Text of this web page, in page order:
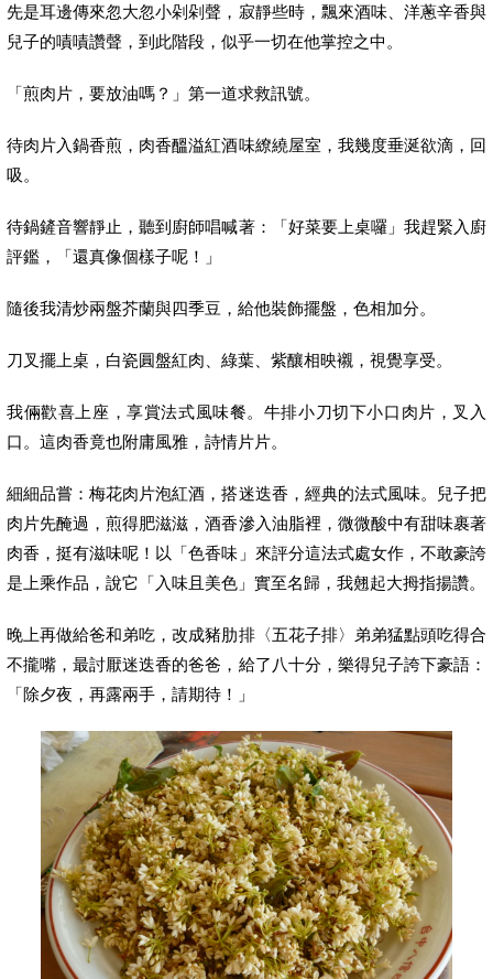
先是耳邊傳來忽大忽小剁剁聲，寂靜些時，飄來酒味、洋蔥辛香與
兒子的嘖嘖讚聲，到此階段，似乎一切在他掌控之中。
「煎肉片，要放油嗎？」第一道求救訊號。
待肉片入鍋香煎，肉香醞溢紅酒味繚繞屋室，我幾度垂涎欲滴，回
吸。
待鍋鏟音響靜止，聽到廚師唱喊著：「好菜要上桌囉」我趕緊入廚
評鑑，「還真像個樣子呢！」
隨後我清炒兩盤芥蘭與四季豆，給他裝飾擺盤，色相加分。
刀叉擺上桌，白瓷圓盤紅肉、綠葉、紫釀相映襯，視覺享受。
我倆歡喜上座，享賞法式風味餐。牛排小刀切下小口肉片，叉入
口。這肉香竟也附庸風雅，詩情片片。
細細品嘗：梅花肉片泡紅酒，搭迷迭香，經典的法式風味。兒子把
肉片先醃過，煎得肥滋滋，酒香滲入油脂裡，微微酸中有甜味裹著
肉香，挺有滋味呢！以「色香味」來評分這法式處女作，不敢豪誇
是上乘作品，說它「入味且美色」實至名歸，我翹起大拇指揚讚。
晚上再做給爸和弟吃，改成豬肋排〈五花子排〉弟弟猛點頭吃得合
不攏嘴，最討厭迷迭香的爸爸，給了八十分，樂得兒子誇下豪語：
「除夕夜，再露兩手，請期待！」